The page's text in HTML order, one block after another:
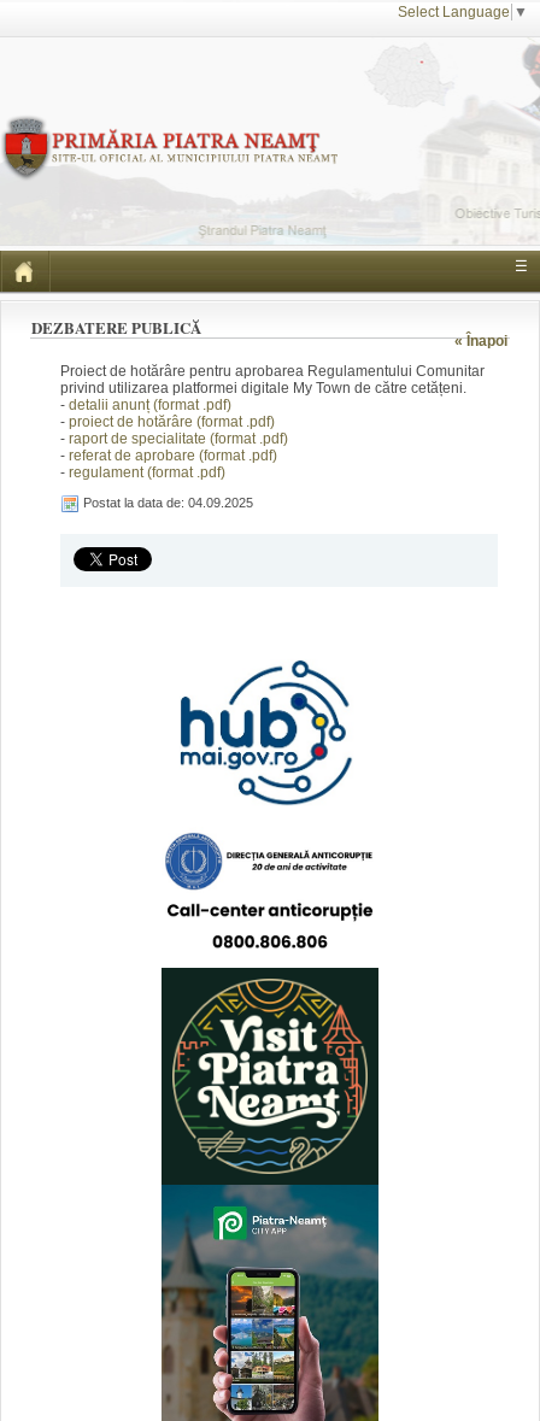
Select Language ▼
☰
« Înapoi
DEZBATERE PUBLICĂ
Proiect de hotărâre pentru aprobarea Regulamentului Comunitar
privind utilizarea platformei digitale My Town de către cetățeni.
- detalii anunț (format .pdf)
- proiect de hotărâre (format .pdf)
- raport de specialitate (format .pdf)
- referat de aprobare (format .pdf)
- regulament (format .pdf)
Postat la data de: 04.09.2025